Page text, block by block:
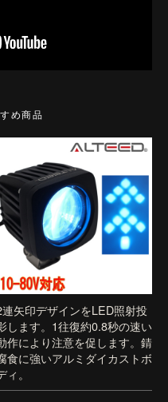
め商品
矢印デザインをLED照射投
します。1往復約0.8秒の速い
作により注意を促します。錆
食に強いアルミダイカストボ
ィ。